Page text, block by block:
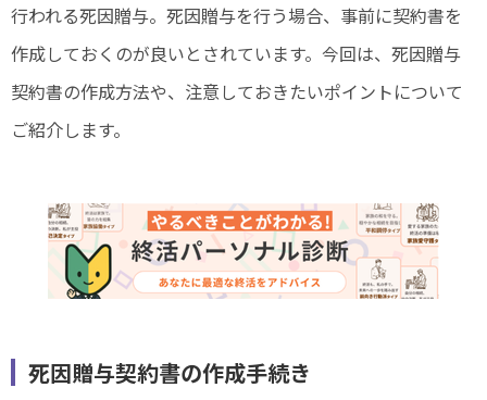
行われる死因贈与。死因贈与を行う場合、事前に契約書を
作成しておくのが良いとされています。今回は、死因贈与
契約書の作成方法や、注意しておきたいポイントについて
ご紹介します。
死因贈与契約書の作成手続き